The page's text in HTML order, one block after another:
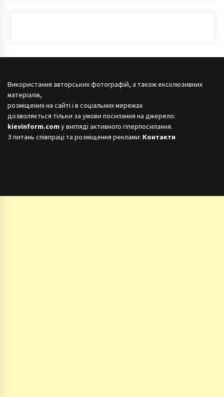
Використання авторських фотографій, а також ексклюзивних
матеріалів,
розміщених на сайті і в соціальних мережах
дозволяється тільки за умови посилання на джерело:
kievinform.com у вигляді активного гіперпосилання.
З питань співпраці та розміщення реклами: Контакти